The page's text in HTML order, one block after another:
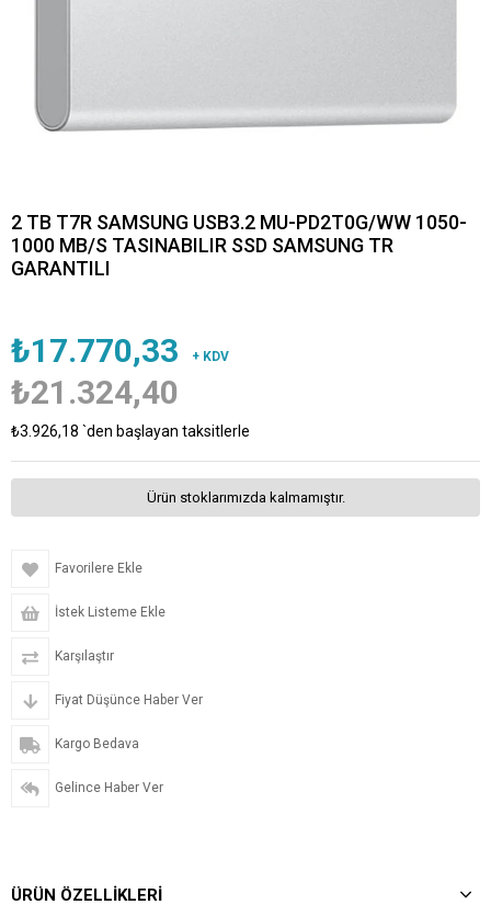
2 TB T7R SAMSUNG USB3.2 MU-PD2T0G/WW 1050-
1000 MB/S TASINABILIR SSD SAMSUNG TR
GARANTILI
₺17.770,33 + KDV
₺21.324,40
₺3.926,18 `den başlayan taksitlerle
Ürün stoklarımızda kalmamıştır.
Favorilere Ekle
İstek Listeme Ekle
Karşılaştır
Fiyat Düşünce Haber Ver
Kargo Bedava
Gelince Haber Ver
ÜRÜN ÖZELLIKLERI